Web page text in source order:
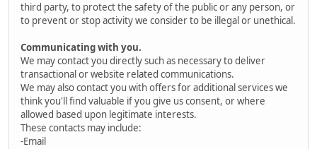
third party, to protect the safety of the public or any person, or
to prevent or stop activity we consider to be illegal or unethical.
Communicating with you.
We may contact you directly such as necessary to deliver
transactional or website related communications.
We may also contact you with offers for additional services we
think you'll find valuable if you give us consent, or where
allowed based upon legitimate interests.
These contacts may include:
-Email